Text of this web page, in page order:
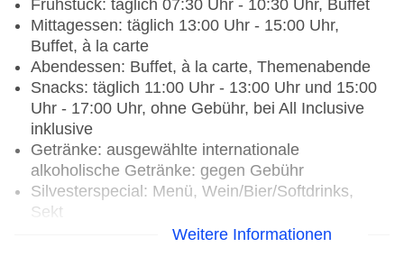
Frühstück: täglich 07:30 Uhr - 10:30 Uhr, Buffet
Mittagessen: täglich 13:00 Uhr - 15:00 Uhr,
Buffet, à la carte
Abendessen: Buffet, à la carte, Themenabende
Snacks: täglich 11:00 Uhr - 13:00 Uhr und 15:00
Uhr - 17:00 Uhr, ohne Gebühr, bei All Inclusive
inklusive
Getränke: ausgewählte internationale
alkoholische Getränke: gegen Gebühr
Silvesterspecial: Menü, Wein/Bier/Softdrinks,
Sekt
Weitere Informationen